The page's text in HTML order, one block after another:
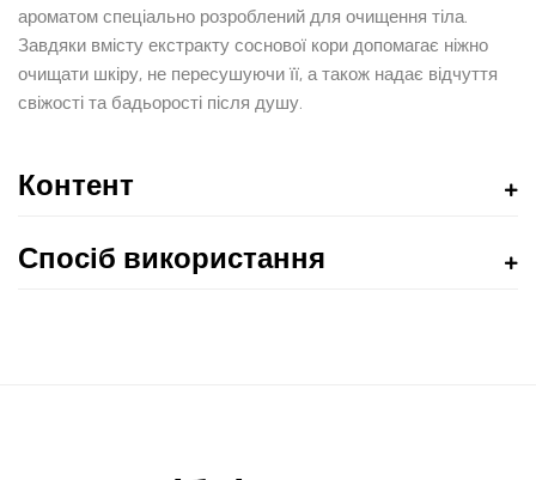
ароматом спеціально розроблений для очищення тіла.
Завдяки вмісту екстракту соснової кори допомагає ніжно
очищати шкіру, не пересушуючи її, а також надає відчуття
свіжості та бадьорості після душу.
Контент
Спосіб використання